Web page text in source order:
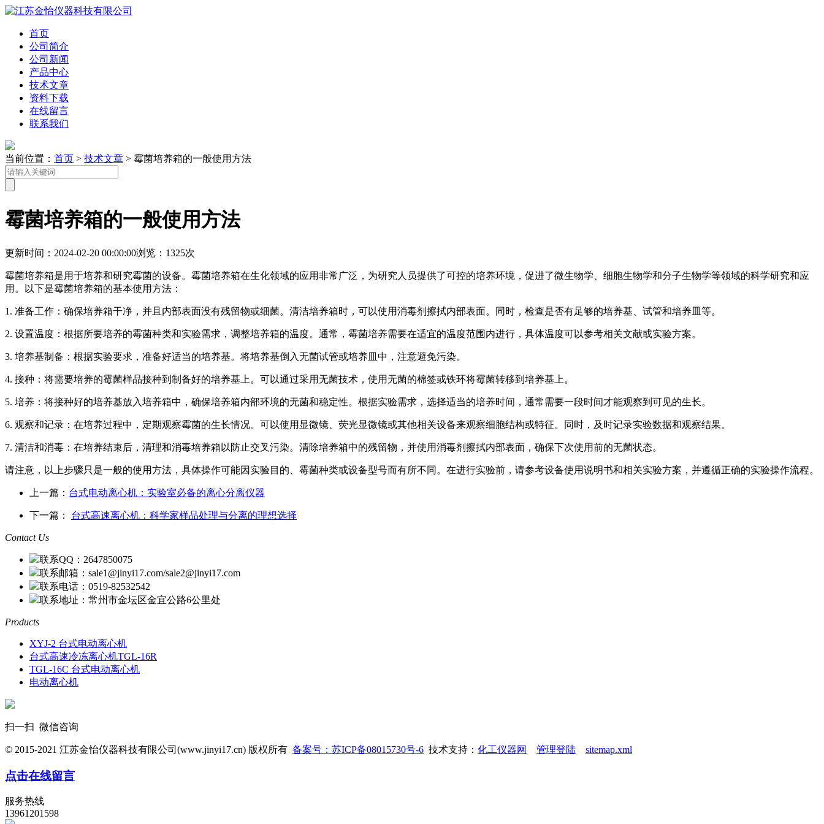
首页
公司简介
公司新闻
产品中心
技术文章
资料下载
在线留言
联系我们
当前位置： 首页 > 技术文章 > 霉菌培养箱的一般使用方法
霉菌培养箱的一般使用方法
更新时间：2024-02-20 00:00:00浏览：1325次
霉菌培养箱是用于培养和研究霉菌的设备。霉菌培养箱在生化领域的应用非常广泛，为研究人员提供了可控的培养环境，促进了微生物学、细胞生物学和分子生物学等领域的科学研究和应
用。以下是霉菌培养箱的基本使用方法：
1. 准备工作：确保培养箱干净，并且内部表面没有残留物或细菌。清洁培养箱时，可以使用消毒剂擦拭内部表面。同时，检查是否有足够的培养基、试管和培养皿等。
2. 设置温度：根据所要培养的霉菌种类和实验需求，调整培养箱的温度。通常，霉菌培养需要在适宜的温度范围内进行，具体温度可以参考相关文献或实验方案。
3. 培养基制备：根据实验要求，准备好适当的培养基。将培养基倒入无菌试管或培养皿中，注意避免污染。
4. 接种：将需要培养的霉菌样品接种到制备好的培养基上。可以通过采用无菌技术，使用无菌的棉签或铁环将霉菌转移到培养基上。
5. 培养：将接种好的培养基放入培养箱中，确保培养箱内部环境的无菌和稳定性。根据实验需求，选择适当的培养时间，通常需要一段时间才能观察到可见的生长。
6. 观察和记录：在培养过程中，定期观察霉菌的生长情况。可以使用显微镜、荧光显微镜或其他相关设备来观察细胞结构或特征。同时，及时记录实验数据和观察结果。
7. 清洁和消毒：在培养结束后，清理和消毒培养箱以防止交叉污染。清除培养箱中的残留物，并使用消毒剂擦拭内部表面，确保下次使用前的无菌状态。
请注意，以上步骤只是一般的使用方法，具体操作可能因实验目的、霉菌种类或设备型号而有所不同。在进行实验前，请参考设备使用说明书和相关实验方案，并遵循正确的实验操作流程。
上一篇： 台式电动离心机：实验室必备的离心分离仪器
下一篇： 台式高速离心机：科学家样品处理与分离的理想选择
Contact Us
联系QQ：2647850075
联系邮箱：sale1@jinyi17.com/sale2@jinyi17.com
联系电话：0519-82532542
联系地址：常州市金坛区金宜公路6公里处
Products
XYJ-2 台式电动离心机
台式高速冷冻离心机TGL-16R
TGL-16C 台式电动离心机
电动离心机
扫一扫 微信咨询
© 2015-2021 江苏金怡仪器科技有限公司(www.jinyi17.cn) 版权所有 备案号：苏ICP备08015730号-6 技术支持： 化工仪器网 管理登陆 sitemap.xml
点击在线留言
服务热线
13961201598